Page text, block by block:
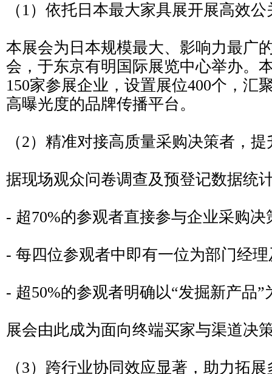
（1）依托日本最大家具展开展高效
本展会为日本规模最大、影响力最广
会，于东京有明国际展览中心举办。
150家参展企业，设置展位400个，汇
高曝光度的品牌传播平台。
（2）精准对接高质量采购决策者，
据现场观众问卷调查及预登记数据统
- 超70%的参观者直接参与企业采购决
- 每四位参观者中即有一位为部门经
- 超50%的参观者明确以“发掘新产品
展会由此成为面向终端买家与渠道决
（3）跨行业协同效应显著，助力拓